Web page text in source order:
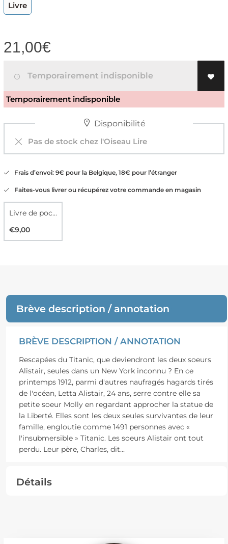
Livre
21,00€
Temporairement indisponible
Temporairement indisponible
Disponibilité
Pas de stock chez l'Oiseau Lire
Frais d’envoi: 9€ pour la Belgique, 18€ pour l’étranger
Faites-vous livrer ou récupérez votre commande en magasin
Livre de poche
€9,00
Brève description / annotation
BRÈVE DESCRIPTION / ANNOTATION
Rescapées du Titanic, que deviendront les deux soeurs
Alistair, seules dans un New York inconnu ? En ce
printemps 1912, parmi d'autres naufragés hagards tirés
de l'océan, Letta Alistair, 24 ans, serre contre elle sa
petite soeur Molly en regardant approcher la statue de
la Liberté. Elles sont les deux seules survivantes de leur
famille, engloutie comme 1491 personnes avec «
l'insubmersible » Titanic. Les soeurs Alistair ont tout
perdu. Leur père, Charles, dit...
Détails